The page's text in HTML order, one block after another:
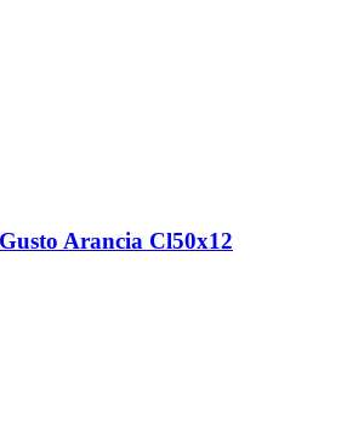
Arancia Cl50x12